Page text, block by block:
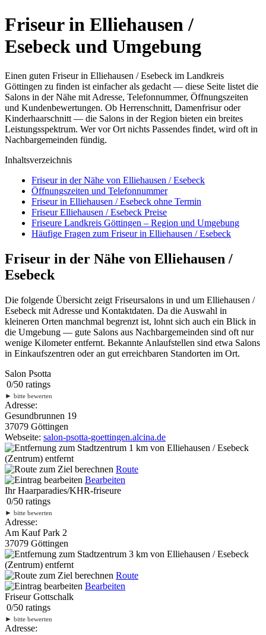
Friseur in Elliehausen /
Esebeck und Umgebung
Einen guten Friseur in Elliehausen / Esebeck im Landkreis
Göttingen zu finden ist einfacher als gedacht — diese Seite listet die
Salons in der Nähe mit Adresse, Telefonnummer, Öffnungszeiten
und Kundenbewertungen. Ob Herrenschnitt, Damenfrisur oder
Kinderhaarschnitt — die Salons in der Region bieten ein breites
Leistungsspektrum. Wer vor Ort nichts Passendes findet, wird oft in
Nachbargemeinden fündig.
Inhaltsverzeichnis
Friseur in der Nähe von Elliehausen / Esebeck
Öffnungszeiten und Telefonnummer
Friseur in Elliehausen / Esebeck ohne Termin
Friseur Elliehausen / Esebeck Preise
Friseure Landkreis Göttingen – Region und Umgebung
Häufige Fragen zum Friseur in Elliehausen / Esebeck
Friseur in der Nähe von Elliehausen /
Esebeck
Die folgende Übersicht zeigt Friseursalons in und um Elliehausen /
Esebeck mit Adresse und Kontaktdaten. Da die Auswahl in
kleineren Orten manchmal begrenzt ist, lohnt sich auch ein Blick in
die Umgebung — gute Salons aus Nachbargemeinden sind oft nur
wenige Kilometer entfernt. Bekannte Anlaufstellen sind etwa Salons
in Einkaufszentren oder an gut erreichbaren Standorten im Ort.
Salon Psotta
0/50 ratings
► bitte bewerten
Adresse:
Gesundbrunnen 19
37079 Göttingen
Webseite: salon-psotta-goettingen.alcina.de
1 km von Elliehausen / Esebeck
(Zentrum) entfernt
Route
Bearbeiten
Ihr Haarparadies/KHR-friseure
0/50 ratings
► bitte bewerten
Adresse:
Am Kauf Park 2
37079 Göttingen
3 km von Elliehausen / Esebeck
(Zentrum) entfernt
Route
Bearbeiten
Friseur Gottschalk
0/50 ratings
► bitte bewerten
Adresse: